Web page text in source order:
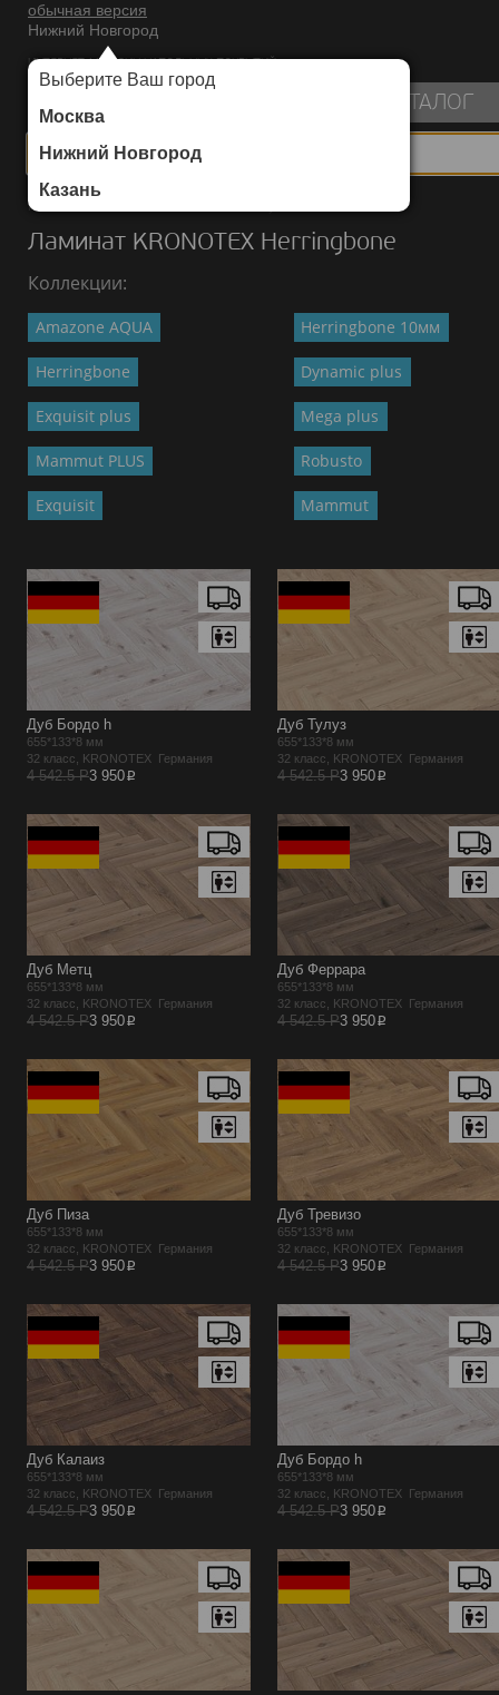
обычная версия
Нижний Новгород
Выберите Ваш город
Москва
Нижний Новгород
Казань
ИНТЕРНЕТ-МАГАЗИН НАПОЛЬНЫХ ПОКРЫТИЙ
КАТАЛОГ
Каталог
Ламинат KRONOTEX Herringbone
Коллекции:
Amazone AQUA Herringbone 10мм
Herringbone Dynamic plus
Exquisit plus Mega plus
Mammut PLUS Robusto
Exquisit Mammut
Дуб Бордо h
655*133*8 мм
32 класс, KRONOTEX Германия
4 542.5 Р3 950p
Дуб Тулуз
655*133*8 мм
32 класс, KRONOTEX Германия
4 542.5 Р3 950p
Дуб Метц
655*133*8 мм
32 класс, KRONOTEX Германия
4 542.5 Р3 950p
Дуб Феррара
655*133*8 мм
32 класс, KRONOTEX Германия
4 542.5 Р3 950p
Дуб Пиза
655*133*8 мм
32 класс, KRONOTEX Германия
4 542.5 Р3 950p
Дуб Тревизо
655*133*8 мм
32 класс, KRONOTEX Германия
4 542.5 Р3 950p
Дуб Калаиз
655*133*8 мм
32 класс, KRONOTEX Германия
4 542.5 Р3 950p
Дуб Бордо h
655*133*8 мм
32 класс, KRONOTEX Германия
4 542.5 Р3 950p